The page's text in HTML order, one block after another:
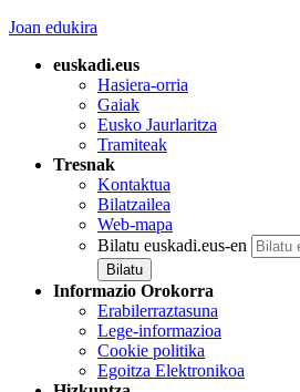
Joan edukira
euskadi.eus
Hasiera-orria
Gaiak
Eusko Jaurlaritza
Tramiteak
Tresnak
Kontaktua
Bilatzailea
Web-mapa
Bilatu euskadi.eus-en
Informazio Orokorra
Erabilerraztasuna
Lege-informazioa
Cookie politika
Egoitza Elektronikoa